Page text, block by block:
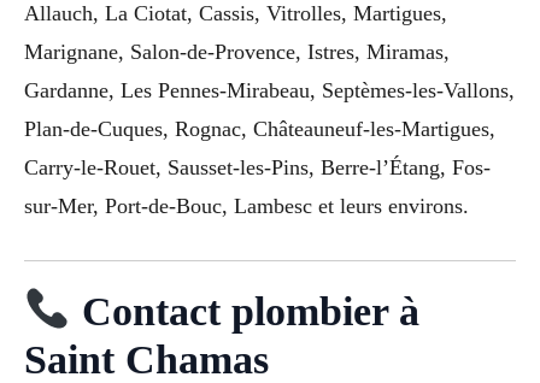
Allauch, La Ciotat, Cassis, Vitrolles, Martigues,
Marignane, Salon-de-Provence, Istres, Miramas,
Gardanne, Les Pennes-Mirabeau, Septèmes-les-Vallons,
Plan-de-Cuques, Rognac, Châteauneuf-les-Martigues,
Carry-le-Rouet, Sausset-les-Pins, Berre-l’Étang, Fos-
sur-Mer, Port-de-Bouc, Lambesc et leurs environs.
Contact plombier à
Saint Chamas